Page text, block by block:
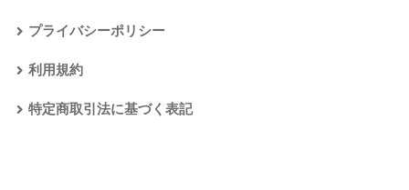
プライバシーポリシー
利用規約
特定商取引法に基づく表記